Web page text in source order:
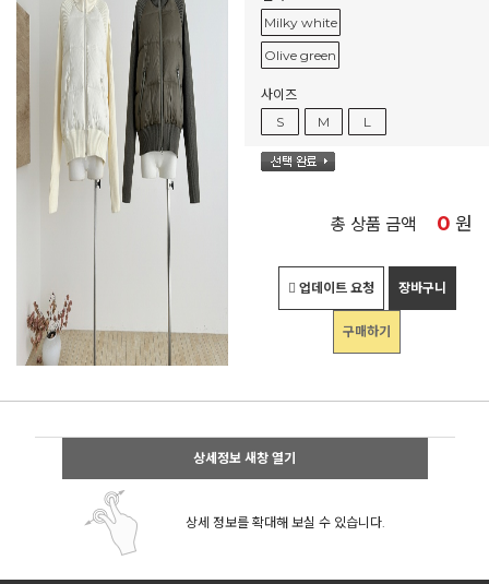
Milky white
Olive green
사이즈
S
M L
총 상품 금액 0 원
업데이트 요청 장바구니
구매하기
상세정보 새창 열기
상세 정보를 확대해 보실 수 있습니다.